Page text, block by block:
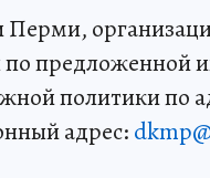
предложенной
политики по
адрес: